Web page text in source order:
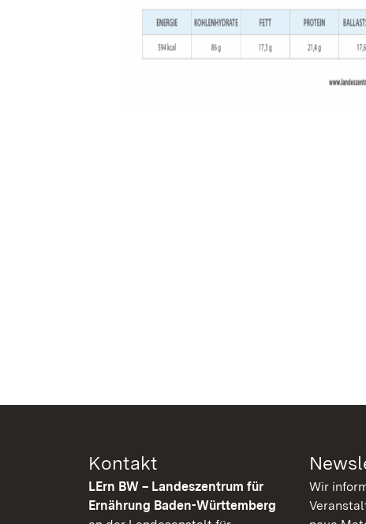
Kontakt
LErn BW – Landeszentrum für
Ernährung Baden-Württemberg
Wir